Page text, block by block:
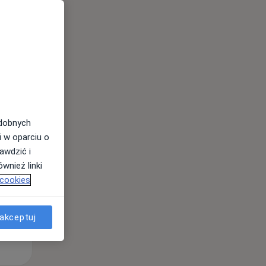
w oparciu o
i
linki